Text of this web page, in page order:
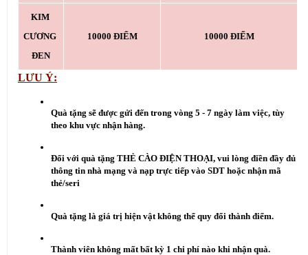
KIM
CƯƠNG
ĐEN
10000 ĐIỂM 10000 ĐIỂM
LƯU Ý:
Quà tặng sẽ được gửi đến trong vòng 5 - 7 ngày làm việc, tùy
theo khu vực nhận hàng.
Đối với quà tặng THẺ CÀO ĐIỆN THOẠI, vui lòng điền đầy đủ
thông tin nhà mạng và nạp trực tiếp vào SDT hoặc nhận mã
thẻ/seri
Quà tặng là giá trị hiện vật không thể quy đổi thành điểm.
Thành viên không mất bất kỳ 1 chi phí nào khi nhận quà.